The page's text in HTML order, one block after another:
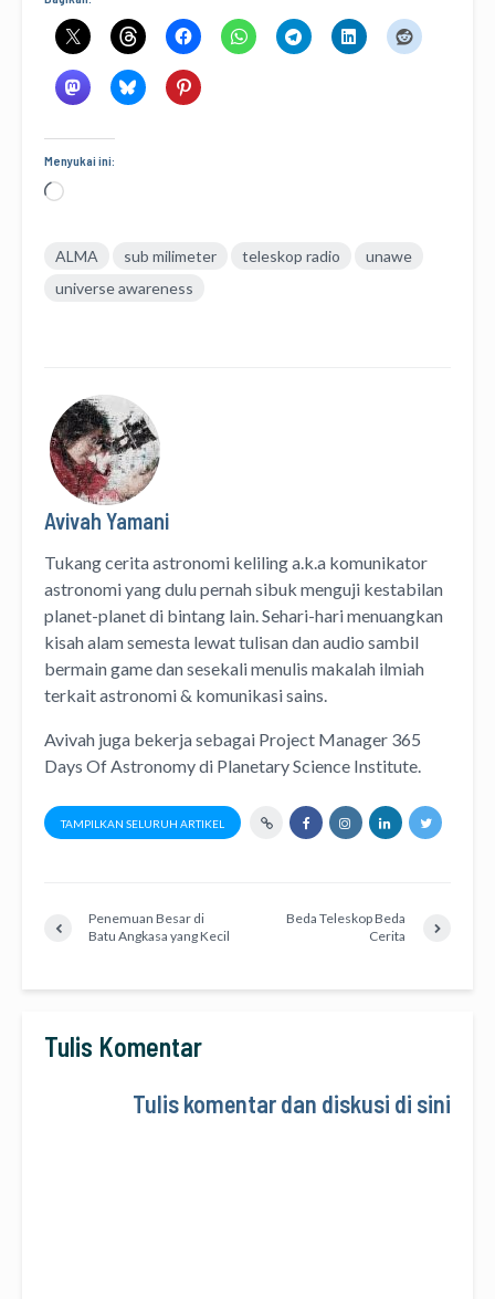
Menyukai ini:
Memuat...
ALMA sub milimeter teleskop radio
unawe
universe awareness
Avivah Yamani
Tukang cerita astronomi kelilinga.k.a komunikator
astronomiyang dulu pernah sibuk menguji kestabilan
planet-planet di bintang lain. Sehari-hari menuangkan
kisah alam semesta lewattulisandanaudio sambil
bermain game dan sesekali menulis makalah ilmiah
terkait astronomi & komunikasi sains.
Avivah juga bekerja sebagai Project Manager 365
Days Of Astronomydi Planetary Science Institute.
TAMPILKAN SELURUH ARTIKEL
Penemuan Besar di
Batu Angkasa yang Kecil
Beda Teleskop Beda
Cerita
Tulis Komentar
Tulis komentar dan diskusi di sini